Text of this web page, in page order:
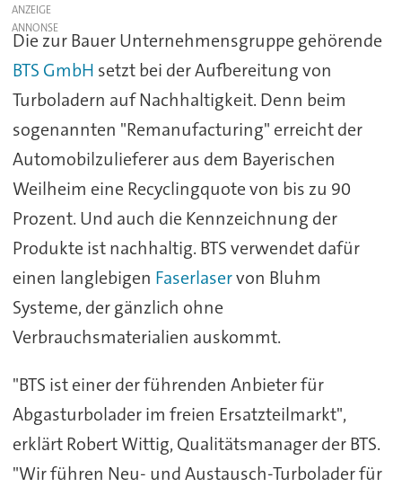
ANZEIGE
Die zur Bauer Unternehmensgruppe gehörende
BTS GmbH setzt bei der Aufbereitung von
Turboladern auf Nachhaltigkeit. Denn beim
sogenannten "Remanufacturing" erreicht der
Automobilzulieferer aus dem Bayerischen
Weilheim eine Recyclingquote von bis zu 90
Prozent. Und auch die Kennzeichnung der
Produkte ist nachhaltig. BTS verwendet dafür
einen langlebigen Faserlaservon Bluhm
Systeme, der gänzlich ohne
Verbrauchsmaterialien auskommt.
"BTS ist einer der führenden Anbieter für
Abgasturbolader im freien Ersatzteilmarkt",
erklärt Robert Wittig, Qualitätsmanager der BTS.
"Wir führen Neu- und Austausch-Turbolader für